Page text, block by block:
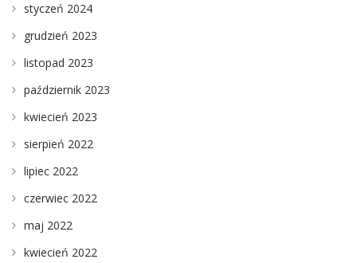
styczeń 2024
grudzień 2023
listopad 2023
październik 2023
kwiecień 2023
sierpień 2022
lipiec 2022
czerwiec 2022
maj 2022
kwiecień 2022